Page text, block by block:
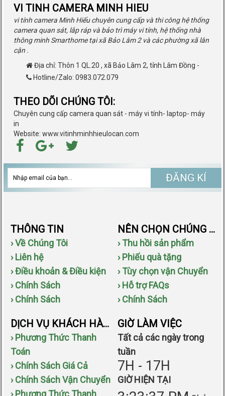
VI TINH CAMERA MINH HIEU
vi tính camera Minh Hiếu chuyên cung cấp và thi công hệ thống
camera quan sát, lắp ráp và bảo trì máy vi tính, hệ thống nhà
thông minh Smarthome tại xã Bảo Lâm 2 và các phường xã lân
cận .
Địa chỉ: Thôn 1 QL.20 , xã Bảo Lâm 2, tỉnh Lâm Đồng -
Hotline/Zalo: 0983.072.079
THEO DÕI CHÚNG TÔI:
Chuyên cung cấp camera quan sát - máy vi tính- laptop- máy
in
Website: www.vitinhminhhieulocan.com
ĐĂNG KÍ
THÔNG TIN
› Về Chúng Tôi
› Liên hệ
› Điều khoản & Điều kiện
› Chính Sách
› Chính Sách
NÊN CHỌN CHÚNG TÔI
› Thu hồi sản phẩm
› Phiếu quà tặng
› Tùy chọn vận Chuyển
› Hỗ trợ FAQs
› Chính Sách
DỊCH VỤ KHÁCH HÀNG
› Phương Thức Thanh
Toán
› Chính Sách Giá Cả
› Chính Sách Vận Chuyển
GIỜ LÀM VIỆC
Tất cả các ngày trong
tuần
7H - 17H
GIỜ HIỆN TẠI